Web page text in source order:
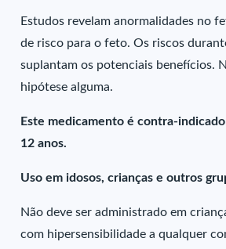
Estudos revelam anormalidades no
de risco para o feto. Os riscos
suplantam os potenciais benefícios.
hipótese alguma.
Este medicamento é contra-
12 anos.
Uso em idosos, crianças e outros
Não deve ser administrado em
com hipersensibilidade a qualquer